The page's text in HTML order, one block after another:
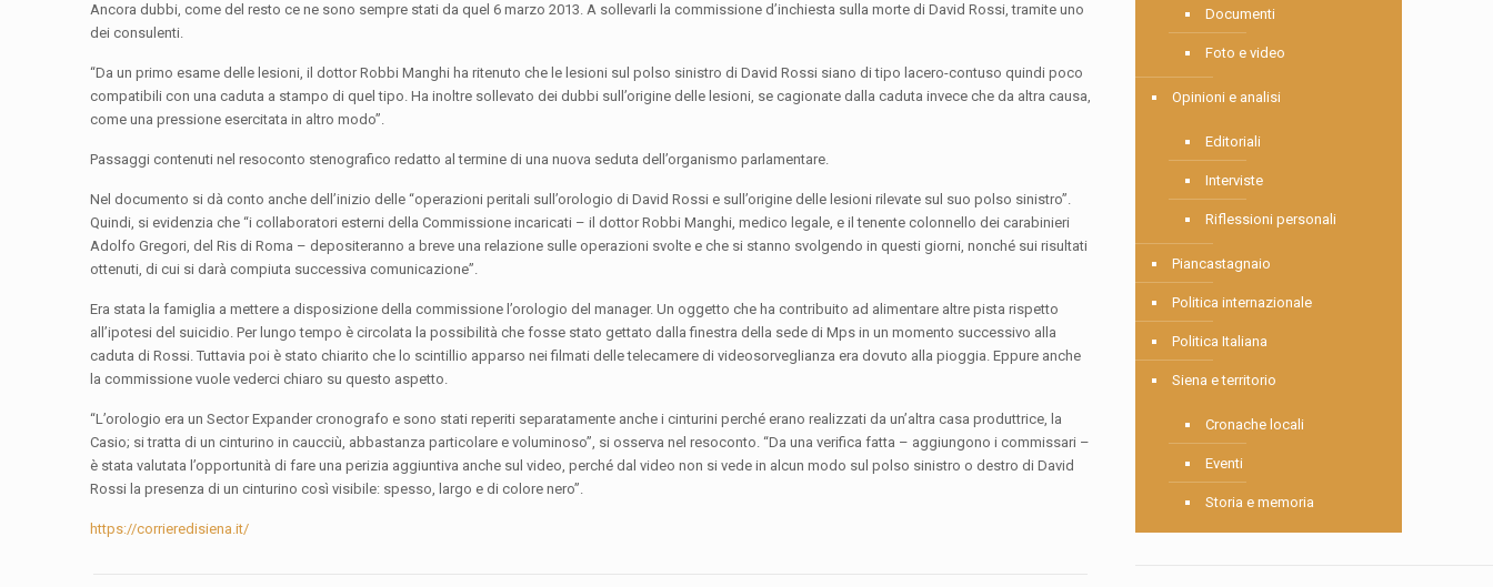
Ancora dubbi, come del resto ce ne sono sempre stati da quel 6 marzo 2013. A sollevarli la commissione d’inchiesta sulla morte di David Rossi, tramite uno
dei consulenti.
“Da un primo esame delle lesioni, il dottor Robbi Manghi ha ritenuto che le lesioni sul polso sinistro di David Rossi siano di tipo lacero-contuso quindi poco
compatibili con una caduta a stampo di quel tipo. Ha inoltre sollevato dei dubbi sull’origine delle lesioni, se cagionate dalla caduta invece che da altra causa,
come una pressione esercitata in altro modo”.
Passaggi contenuti nel resoconto stenografico redatto al termine di una nuova seduta dell’organismo parlamentare.
Nel documento si dà conto anche dell’inizio delle “operazioni peritali sull’orologio di David Rossi e sull’origine delle lesioni rilevate sul suo polso sinistro”.
Quindi, si evidenzia che “i collaboratori esterni della Commissione incaricati – il dottor Robbi Manghi, medico legale, e il tenente colonnello dei carabinieri
Adolfo Gregori, del Ris di Roma – depositeranno a breve una relazione sulle operazioni svolte e che si stanno svolgendo in questi giorni, nonché sui risultati
ottenuti, di cui si darà compiuta successiva comunicazione”.
Era stata la famiglia a mettere a disposizione della commissione l’orologio del manager. Un oggetto che ha contribuito ad alimentare altre pista rispetto
all’ipotesi del suicidio. Per lungo tempo è circolata la possibilità che fosse stato gettato dalla finestra della sede di Mps in un momento successivo alla
caduta di Rossi. Tuttavia poi è stato chiarito che lo scintillio apparso nei filmati delle telecamere di videosorveglianza era dovuto alla pioggia. Eppure anche
la commissione vuole vederci chiaro su questo aspetto.
“L’orologio era un Sector Expander cronografo e sono stati reperiti separatamente anche i cinturini perché erano realizzati da un’altra casa produttrice, la
Casio; si tratta di un cinturino in caucciù, abbastanza particolare e voluminoso”, si osserva nel resoconto. “Da una verifica fatta – aggiungono i commissari –
è stata valutata l’opportunità di fare una perizia aggiuntiva anche sul video, perché dal video non si vede in alcun modo sul polso sinistro o destro di David
Rossi la presenza di un cinturino così visibile: spesso, largo e di colore nero”.
https://corrieredisiena.it/
Documenti
Foto e video
Opinioni e analisi
Editoriali
Interviste
Riflessioni personali
Piancastagnaio
Politica internazionale
Politica Italiana
Siena e territorio
Cronache locali
Eventi
Storia e memoria